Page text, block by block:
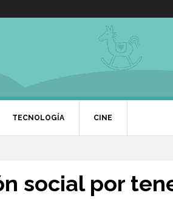
TECNOLOGÍA CINE
social por